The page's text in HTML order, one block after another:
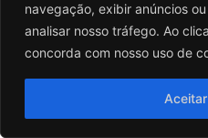
navegação, exibir anúncios
analisar nosso tráfego. Ao
concorda com nosso uso de